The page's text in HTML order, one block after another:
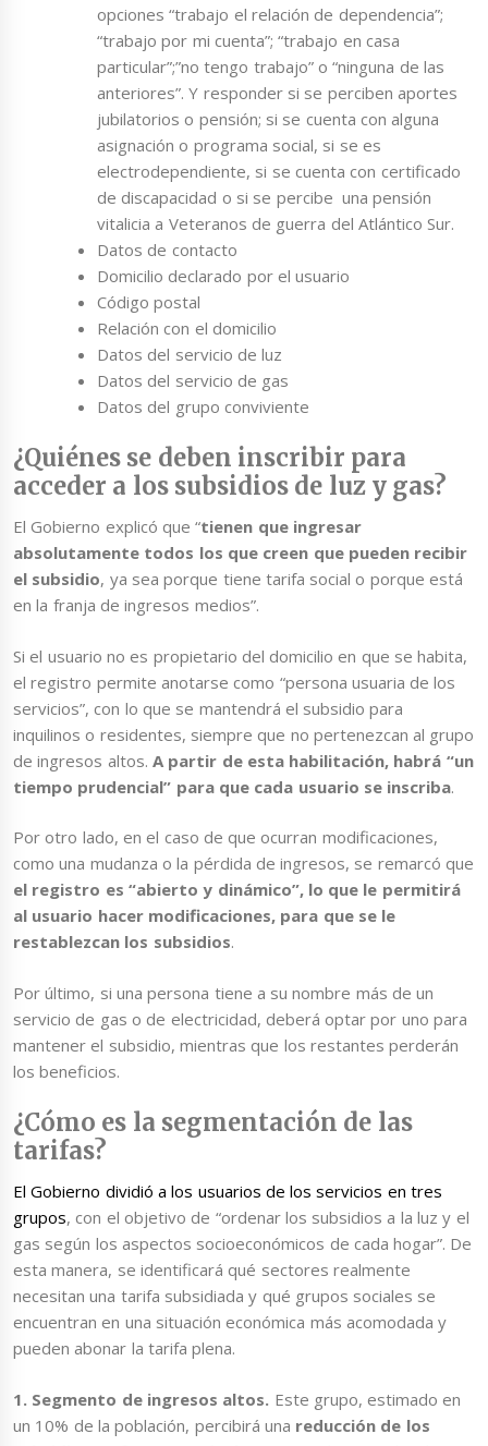
opciones “trabajo el relación de dependencia”;
“trabajo por mi cuenta”; “trabajo en casa
particular”;”no tengo trabajo” o “ninguna de las
anteriores”. Y responder si se perciben aportes
jubilatorios o pensión; si se cuenta con alguna
asignación o programa social, si se es
electrodependiente, si se cuenta con certificado
de discapacidad o si se percibe una pensión
vitalicia a Veteranos de guerra del Atlántico Sur.
Datos de contacto
Domicilio declarado por el usuario
Código postal
Relación con el domicilio
Datos del servicio de luz
Datos del servicio de gas
Datos del grupo conviviente
¿Quiénes se deben inscribir para
acceder a los subsidios de luz y gas?
El Gobierno explicó que “tienen que ingresar
absolutamente todos los que creen que pueden recibir
el subsidio, ya sea porque tiene tarifa social o porque está
en la franja de ingresos medios”.
Si el usuario no es propietario del domicilio en que se habita,
el registro permite anotarse como “persona usuaria de los
servicios”, con lo que se mantendrá el subsidio para
inquilinos o residentes, siempre que no pertenezcan al grupo
de ingresos altos. A partir de esta habilitación, habrá “un
tiempo prudencial” para que cada usuario se inscriba.
Por otro lado, en el caso de que ocurran modificaciones,
como una mudanza o la pérdida de ingresos, se remarcó que
el registro es “abierto y dinámico”, lo que le permitirá
al usuario hacer modificaciones, para que se le
restablezcan los subsidios.
Por último, si una persona tiene a su nombre más de un
servicio de gas o de electricidad, deberá optar por uno para
mantener el subsidio, mientras que los restantes perderán
los beneficios.
¿Cómo es la segmentación de las
tarifas?
El Gobierno dividió a los usuarios de los servicios en tres
grupos, con el objetivo de “ordenar los subsidios a la luz y el
gas según los aspectos socioeconómicos de cada hogar”. De
esta manera, se identificará qué sectores realmente
necesitan una tarifa subsidiada y qué grupos sociales se
encuentran en una situación económica más acomodada y
pueden abonar la tarifa plena.
1. Segmento de ingresos altos. Este grupo, estimado en
un 10% de la población, percibirá una reducción de los